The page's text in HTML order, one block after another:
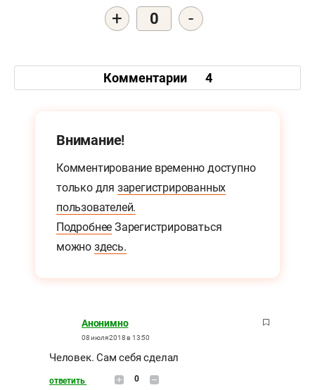
+ 0 -
Комментарии 4
Внимание!
Комментирование временно доступно
только для зарегистрированных
пользователей.
Подробнее Зарегистрироваться
можно здесь.
Анонимно
08 июля 2018 в 13:50
Человек. Сам себя сделал
ответить 0